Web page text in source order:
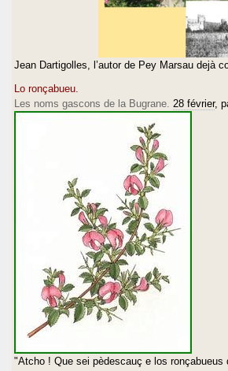
Jean Dartigolles, l’autor de Pey Marsau dejà
Lo ronçabueu.
Les noms gascons de la Bugrane. 28 février,
"Atcho ! Que sei pèdescauç e los ronçabueus